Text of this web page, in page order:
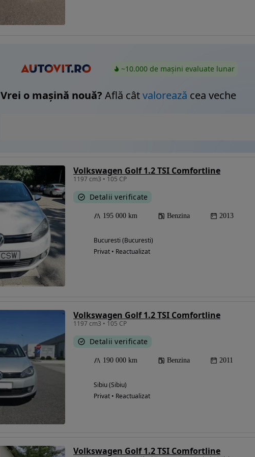
~10.000 de mașini evaluate lunar
Vrei o mașină nouă? Află câtvalorează cea veche
Volkswagen Golf 1.2 TSI Comfortline
1197 cm3 • 105 CP
Detalii verificate
195 000 km Benzina 2013
Bucuresti (Bucuresti)
Privat • Reactualizat
Volkswagen Golf 1.2 TSI Comfortline
1197 cm3 • 105 CP
Detalii verificate
190 000 km Benzina 2011
Sibiu (Sibiu)
Privat • Reactualizat
Volkswagen Golf 1.2 TSI Comfortline